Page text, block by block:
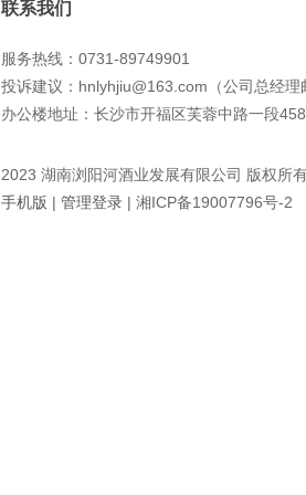
联系我们
服务热线：0731-89749901
投诉建议：hnlyhjiu@163.com（公司总经理
办公楼地址：长沙市开福区芙蓉中路一段
2023 湖南浏阳河酒业发展有限公司 版权所
手机版 | 管理登录 | 湘ICP备19007796号-2